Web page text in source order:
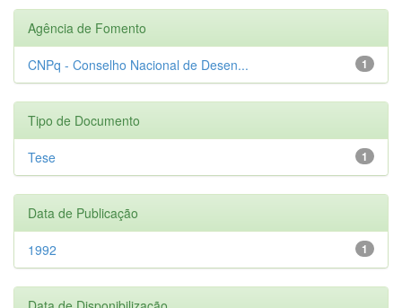
Agência de Fomento
1
CNPq - Conselho Nacional de Desen...
Tipo de Documento
1
Tese
Data de Publicação
1
1992